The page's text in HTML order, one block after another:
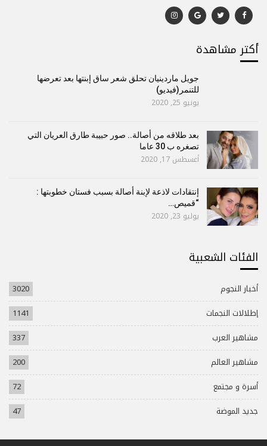
أكتر مشاهدة
جويل ماردينيان تحلق شعر ساق إبنتها بعد تعرضها
للتنمر(فيديو)
يونيو 25, 2020
بعد طلاقه من أصالة.. صور حبيبة طارق العريان التي
تصغره ب 30 عاما
أغسطس 17, 2020
إنتقادات لاذعة لإبنة أصالة بسبب فستان خطوبتها :
“قميص…
يوليو 23, 2020
الفئات الشعبية
أخبار النجوم
3020
إطلالات النجمات
1141
مشاهير العرب
337
مشاهير العالم
200
أسرة و مجتمع
72
جديد الموضة
47